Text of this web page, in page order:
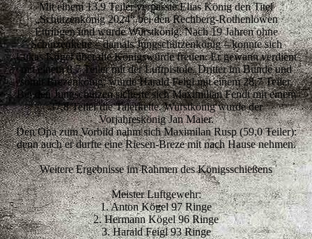
Mit einem 13,9 Teiler verpasste Elias König den Titel
„Schützenkönig 2024“ bei den Rechberg-Rothenlöwen
Ettringen und wurde Wurstkönig. Nach 19 Jahren ohne
Schützenkette – damals Jungschützenkönig – konnte sich
Lukas Kögel über die Königswürde freuen. Er gewann verdient
mit einem 8,7 Teiler mit der Luftpistole. Dritter im Bunde und
somit Brezenkönig, wurde Harald Feigl mit einem 28,7 Teiler.
Bei den Jungschützen sicherte sich Maximilian Fendt mit einem
37,8 Teiler die Talerkette. Wurstkönig wurde der
Vorjahreskönig Jan Maier.
Den Opa zum Vorbild nahm sich Maximilan Rusp (59,0 Teiler):
denn auch er durfte eine Riesen-Breze mit nach Hause nehmen.
Weitere Ergebnisse im Rahmen des Königsschießens
Meister Luftgewehr:
1. Anton Kögel 97 Ringe
2. Hermann Kögel 96 Ringe
3. Harald Feigl 93 Ringe